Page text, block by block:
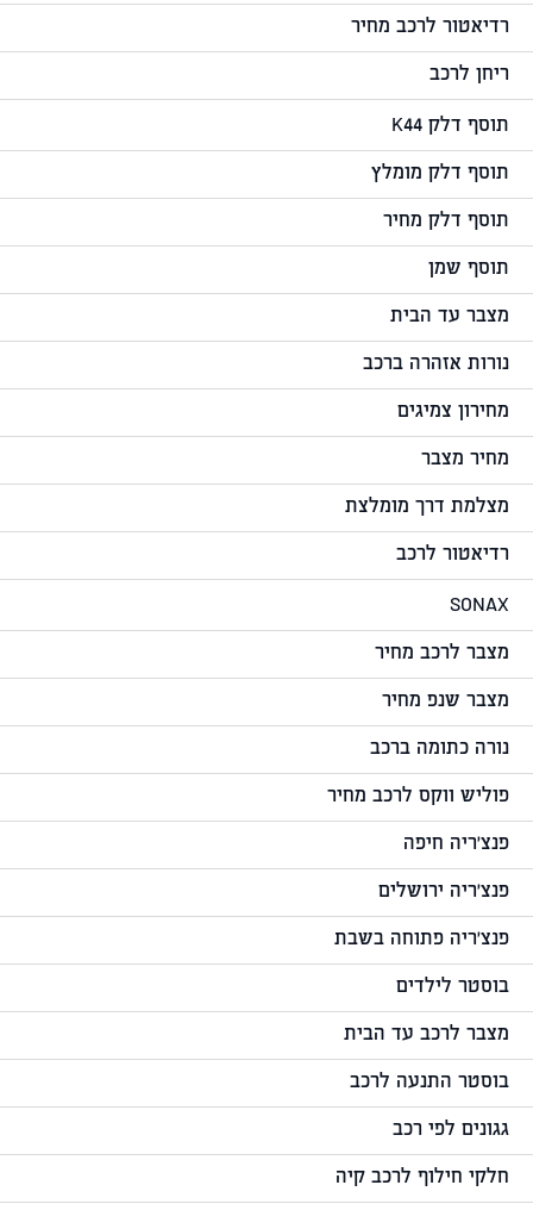
רדיאטור לרכב מחיר
ריחן לרכב
תוסף דלק K44
תוסף דלק מומלץ
תוסף דלק מחיר
תוסף שמן
מצבר עד הבית
נורות אזהרה ברכב
מחירון צמיגים
מחיר מצבר
מצלמת דרך מומלצת
רדיאטור לרכב
SONAX
מצבר לרכב מחיר
מצבר שנפ מחיר
נורה כתומה ברכב
פוליש ווקס לרכב מחיר
פנצ'ריה חיפה
פנצ'ריה ירושלים
פנצ'ריה פתוחה בשבת
בוסטר לילדים
מצבר לרכב עד הבית
בוסטר התנעה לרכב
גגונים לפי רכב
חלקי חילוף לרכב קיה